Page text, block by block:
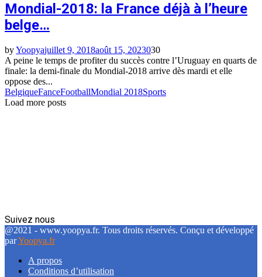
Mondial-2018: la France déjà à l’heure
belge…
byYoopyajuillet 9, 2018août 15, 2023030
A peine le temps de profiter du succès contre l’Uruguay en quarts de
finale: la demi-finale du Mondial-2018 arrive dès mardi et elle
oppose des...
BelgiqueFanceFootballMondial 2018Sports
Load more posts
Suivez nous
Facebook
Twitter
Linkedin
@2021 - www.yoopya.fr. Tous droits réservés. Conçu et développé
parYoopya.fr
A propos
Conditions d’utilisation